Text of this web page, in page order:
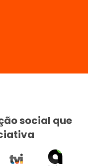
social que